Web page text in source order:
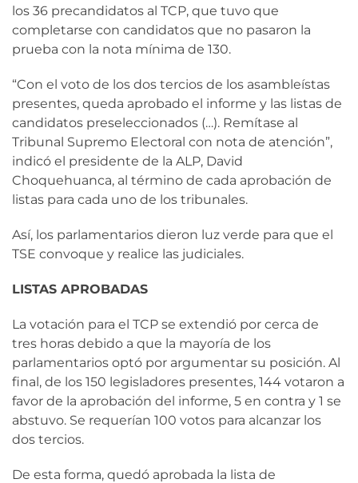
los 36 precandidatos al TCP, que tuvo que
completarse con candidatos que no pasaron la
prueba con la nota mínima de 130.
“Con el voto de los dos tercios de los asambleístas
presentes, queda aprobado el informe y las listas de
candidatos preseleccionados (…). Remítase al
Tribunal Supremo Electoral con nota de atención”,
indicó el presidente de la ALP, David
Choquehuanca, al término de cada aprobación de
listas para cada uno de los tribunales.
Así, los parlamentarios dieron luz verde para que el
TSE convoque y realice las judiciales.
LISTAS APROBADAS
La votación para el TCP se extendió por cerca de
tres horas debido a que la mayoría de los
parlamentarios optó por argumentar su posición. Al
final, de los 150 legisladores presentes, 144 votaron a
favor de la aprobación del informe, 5 en contra y 1 se
abstuvo. Se requerían 100 votos para alcanzar los
dos tercios.
De esta forma, quedó aprobada la lista de